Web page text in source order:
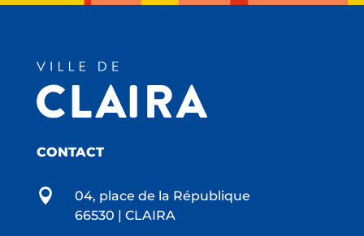
CONTACT

04, place de la République
66530 | CLAIRA